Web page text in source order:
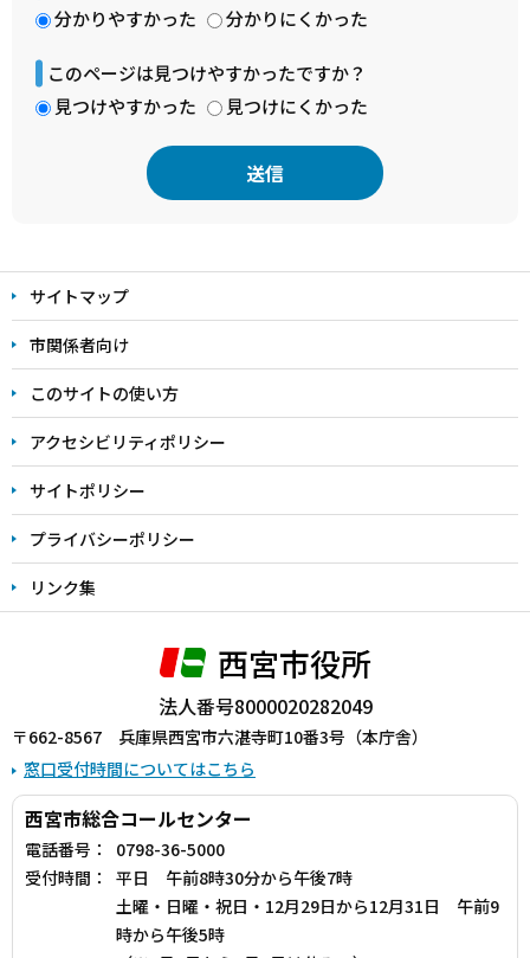
分かりやすかった
分かりにくかった
このページは見つけやすかったですか？
見つけやすかった
見つけにくかった
文
こ
こ
ま
で
サイトマップ
市関係者向け
このサイトの使い方
アクセシビリティポリシー
サイトポリシー
プライバシーポリシー
リンク集
西宮市役所
法人番号8000020282049
〒662-8567 兵庫県西宮市六湛寺町10番3号（本庁舎）
窓口受付時間についてはこちら
西宮市総合コールセンター
電話番号：
0798-36-5000
受付時間：
平日 午前8時30分から午後7時
土曜・日曜・祝日・12月29日から12月31日 午前9
時から午後5時